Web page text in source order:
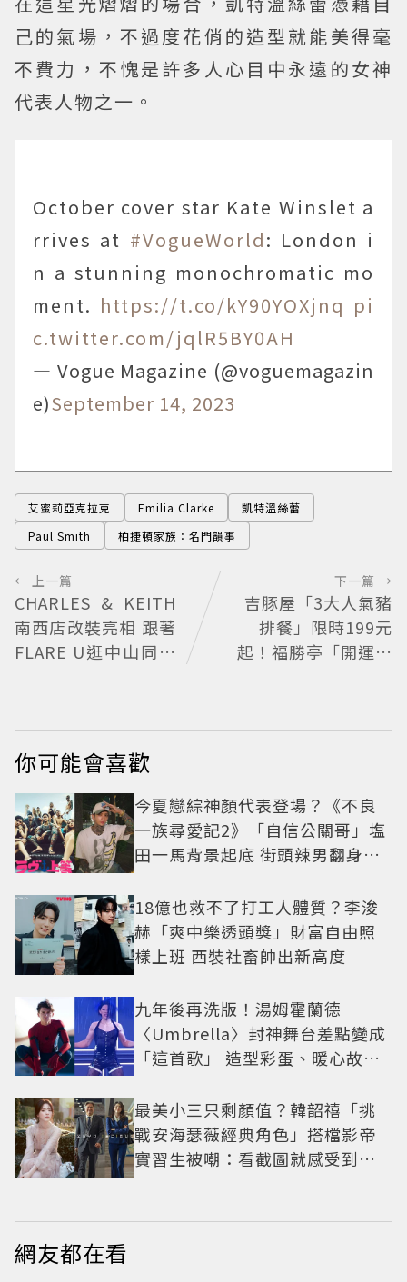
己的氣場，不過度花俏的造型就能美得毫
不費力，不愧是許多人心目中永遠的女神
代表人物之一。
October cover star Kate Winslet a
rrives at #VogueWorld: London i
n a stunning monochromatic mo
ment. https://t.co/kY90YOXjnq pi
c.twitter.com/jqlR5BY0AH
— Vogue Magazine (@voguemagazin
e)September 14, 2023
艾蜜莉亞克拉克 Emilia Clarke
凱特溫絲蕾
Paul Smith
柏捷頓家族：名門韻事
← 上一篇
CHARLES & KEITH
南西店改裝亮相 跟著
FLARE U逛中山同款
下一篇 →
吉豚屋「3大人氣豬
排餐」限時199元
起！福勝亭「開運豬
你可能會喜歡
今夏戀綜神顏代表登場？《不良
一族尋愛記2》「自信公關哥」塩
田一馬背景起底 街頭辣男翻身當
18億也救不了打工人體質？李浚
赫「爽中樂透頭獎」財富自由照
樣上班 西裝社畜帥出新高度
九年後再洗版！湯姆霍蘭德
〈Umbrella〉封神舞台差點變成
「這首歌」 造型彩蛋、暖心故事
最美小三只剩顏值？韓韶禧「挑
戰安海瑟薇經典角色」搭檔影帝
實習生被嘲：看截圖就感受到演
網友都在看